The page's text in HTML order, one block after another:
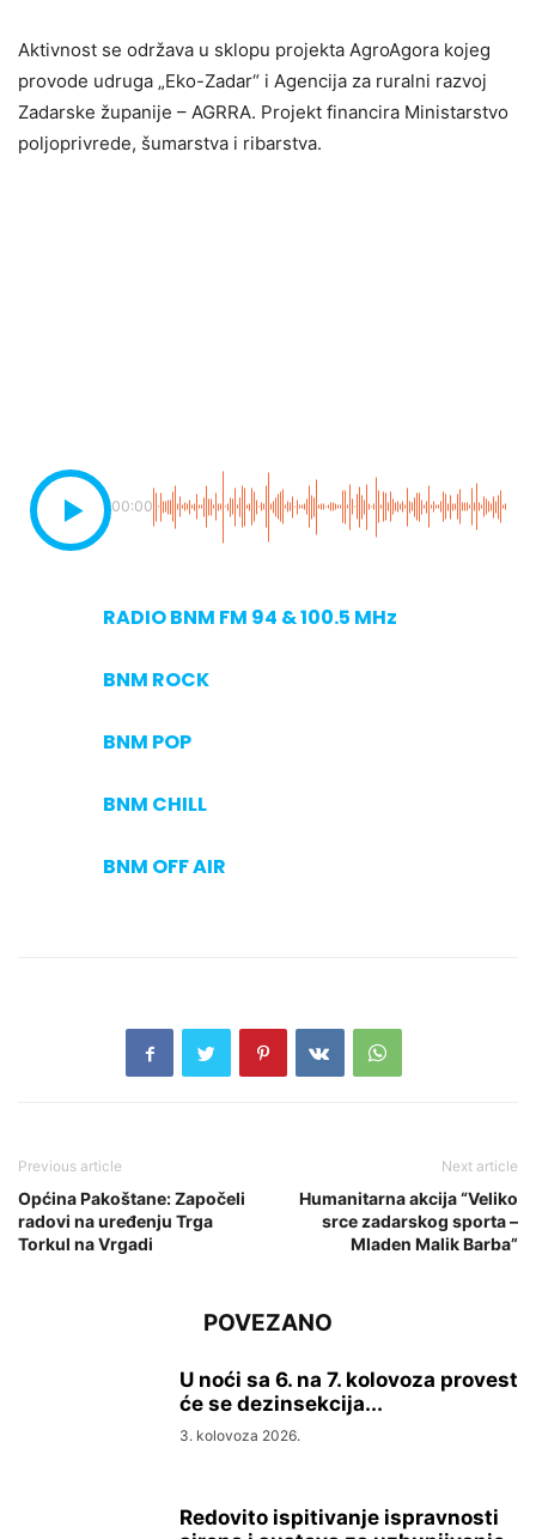
Aktivnost se održava u sklopu projekta AgroAgora kojeg
provode udruga „Eko-Zadar“ i Agencija za ruralni razvoj
Zadarske županije – AGRRA. Projekt financira Ministarstvo
poljoprivrede, šumarstva i ribarstva.
00:00
RADIO BNM FM 94 & 100.5 MHz
BNM ROCK
BNM POP
BNM CHILL
BNM OFF AIR
Previous article
Općina Pakoštane: Započeli
radovi na uređenju Trga
Torkul na Vrgadi
Next article
Humanitarna akcija “Veliko
srce zadarskog sporta –
Mladen Malik Barba”
POVEZANO
U noći sa 6. na 7. kolovoza provest
će se dezinsekcija...
3. kolovoza 2026.
Redovito ispitivanje ispravnosti